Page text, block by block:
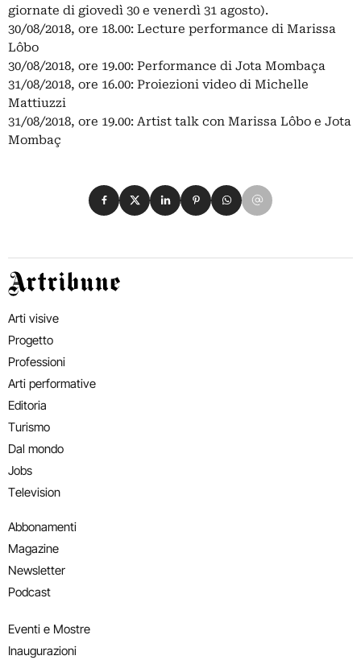
giornate di giovedì 30 e venerdì 31 agosto).
30/08/2018, ore 18.00: Lecture performance di Marissa
Lôbo
30/08/2018, ore 19.00: Performance di Jota Mombaça
31/08/2018, ore 16.00: Proiezioni video di Michelle
Mattiuzzi
31/08/2018, ore 19.00: Artist talk con Marissa Lôbo e Jota
Mombaç
Condividi su Facebook
Condividi su X
Condividi su LinkedIn
Condividi su Pinterest
Condividi su WhatsApp
Condividi su Email
Artribune
Arti visive
Progetto
Professioni
Arti performative
Editoria
Turismo
Dal mondo
Jobs
Television
Abbonamenti
Magazine
Newsletter
Podcast
Eventi e Mostre
Inaugurazioni